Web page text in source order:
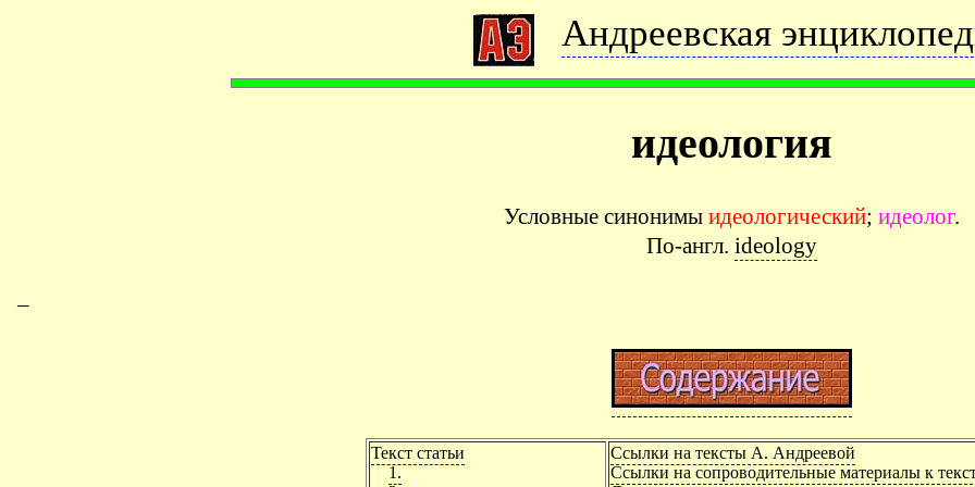
Андреевская
идеология
Условные синонимы идеологический; идеолог.
По-англ. ideology
–
Текст статьи
1.
Ссылки на тексты А. Андреевой
Ссылки на сопроводительные материалы к